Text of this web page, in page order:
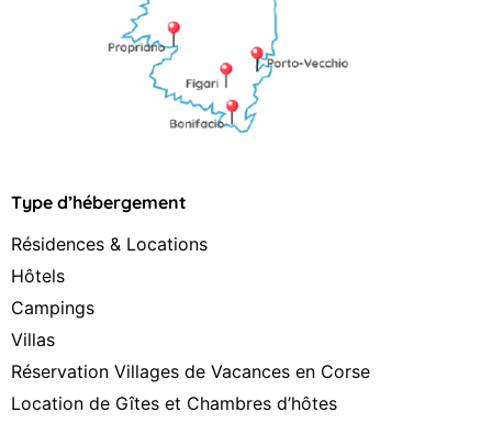
Type d’hébergement
Résidences & Locations
Hôtels
Campings
Villas
Réservation Villages de Vacances en Corse
Location de Gîtes et Chambres d’hôtes